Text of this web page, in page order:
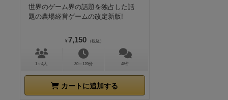
世界のゲーム界の話題を独占した話
題の農場経営ゲームの改定新版!
¥ 7,150 （税込）
1～4人 30～120分 45件
カートに追加する